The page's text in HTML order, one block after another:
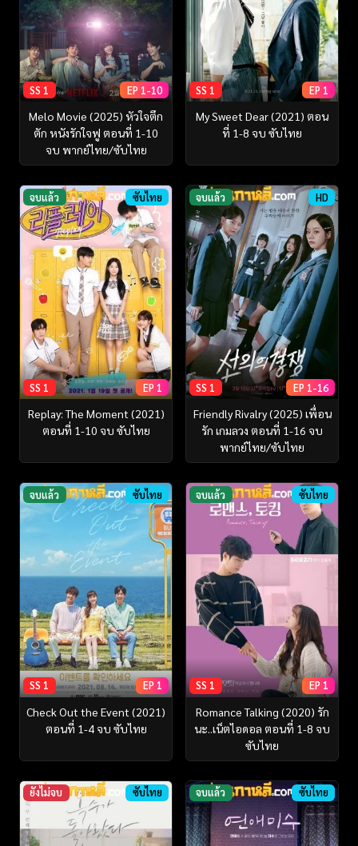
SS 1 EP 1-10
Melo Movie (2025) หัวใจตึก
ตัก หนังรักใจฟู ตอนที่ 1-10
จบ พากย์ไทย/ซับไทย
SS 1 EP 1
My Sweet Dear (2021) ตอน
ที่ 1-8 จบ ซับไทย
จบแล้ว ซับไทย
SS 1 EP 1
Replay: The Moment (2021)
ตอนที่ 1-10 จบ ซับไทย
จบแล้ว HD
SS 1 EP 1-16
Friendly Rivalry (2025) เพื่อน
รัก เกมลวง ตอนที่ 1-16 จบ
พากย์ไทย/ซับไทย
จบแล้ว ซับไทย
SS 1 EP 1
Check Out the Event (2021)
ตอนที่ 1-4 จบ ซับไทย
จบแล้ว ซับไทย
SS 1 EP 1
Romance Talking (2020) รัก
นะ..เน็ตไอดอล ตอนที่ 1-8 จบ
ซับไทย
ยังไม่จบ ซับไทย จบแล้ว ซับไทย